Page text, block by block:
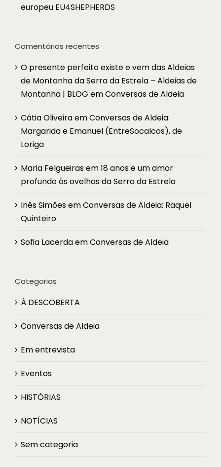
europeu EU4SHEPHERDS
Comentários recentes
O presente perfeito existe e vem das Aldeias
de Montanha da Serra da Estrela – Aldeias de
Montanha | BLOG emConversas de Aldeia
Cátia OliveiraemConversas de Aldeia:
Margarida e Emanuel (EntreSocalcos), de
Loriga
Maria Felgueirasem18 anos e um amor
profundo às ovelhas da Serra da Estrela
Inês SimõesemConversas de Aldeia: Raquel
Quinteiro
Sofia LacerdaemConversas de Aldeia
Categorias
À DESCOBERTA
Conversas de Aldeia
Em entrevista
Eventos
HISTÓRIAS
NOTÍCIAS
Sem categoria